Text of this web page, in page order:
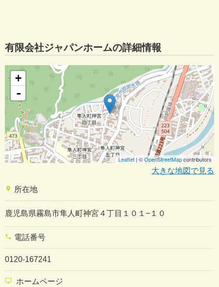
有限会社ジャパンホームの詳細情報
+
-
Leaflet | ©OpenStreetMapcontributors
大きな地図で見る
place 所在地
鹿児島県霧島市隼人町神宮４丁目１０１−１０
phone 電話番号
0120-167241
desktop_windows ホームページ